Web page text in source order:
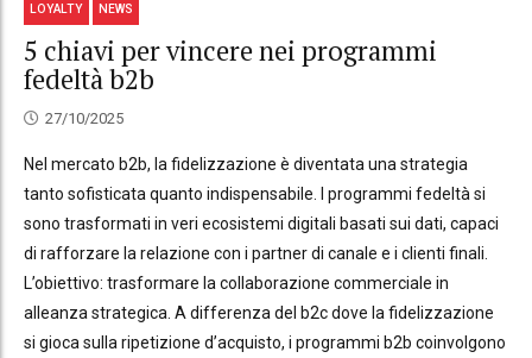
LOYALTY NEWS
5 chiavi per vincere nei programmi
fedeltà b2b
27/10/2025
Nel mercato b2b, la fidelizzazione è diventata una strategia
tanto sofisticata quanto indispensabile. I programmi fedeltà si
sono trasformati in veri ecosistemi digitali basati sui dati, capaci
di rafforzare la relazione con i partner di canale e i clienti finali.
L’obiettivo: trasformare la collaborazione commerciale in
alleanza strategica. A differenza del b2c dove la fidelizzazione
si gioca sulla ripetizione d’acquisto, i programmi b2b coinvolgono